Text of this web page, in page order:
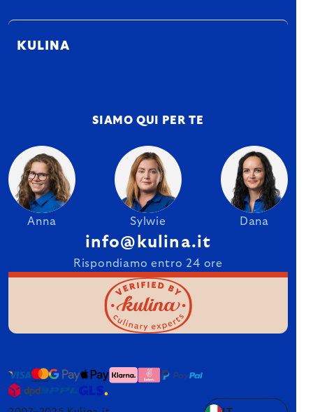
KULINA
SIAMO QUI PER TE
Anna Sylwie Dana
info@kulina.it
Rispondiamo entro 24 ore